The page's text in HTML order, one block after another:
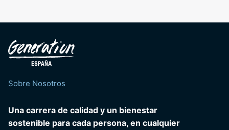
Sobre Nosotros
Una carrera de calidad y un bienestar
sostenible para cada persona, en cualquier